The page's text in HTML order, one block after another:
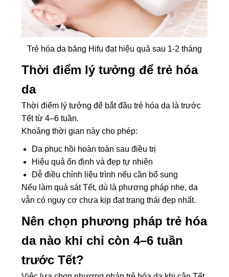
Trẻ hóa da băng Hifu đạt hiệu quả sau 1-2 tháng
Thời điểm lý tưởng để trẻ hóa
da
Thời điểm lý tưởng để bắt đầu trẻ hóa da là trước
Tết từ 4–6 tuần.
Khoảng thời gian này cho phép:
Da phục hồi hoàn toàn sau điều trị
Hiệu quả ổn định và đẹp tự nhiên
Dễ điều chỉnh liệu trình nếu cần bổ sung
Nếu làm quá sát Tết, dù là phương pháp nhẹ, da
vẫn có nguy cơ chưa kịp đạt trạng thái đẹp nhất.
Nên chọn phương pháp trẻ hóa
da nào khi chỉ còn 4–6 tuần
trước Tết?